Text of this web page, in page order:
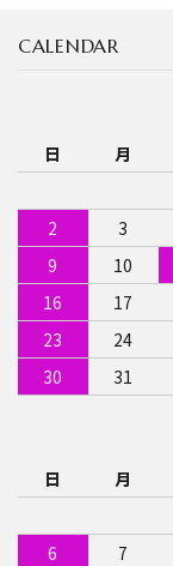
キーワード
カテゴリー
CALENDAR
日
月
2
3
9
10
16
17
23
24
30
31
日
月
6
7